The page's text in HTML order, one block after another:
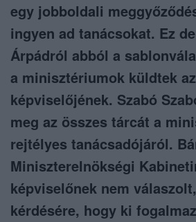
egy jobboldali
ingyen ad tanácsokat. Ez
Árpádról abból a
a minisztériumok küldtek
képviselőjének. Szabó
meg az összes tárcát a
rejtélyes tanácsadójáról.
Miniszterelnökségi
képviselőnek nem
kérdésére, hogy ki